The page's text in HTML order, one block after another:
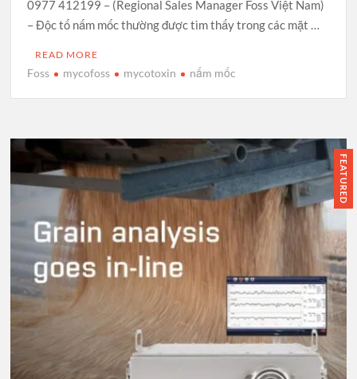
0977 412199 – (Regional Sales Manager Foss Việt Nam)
– Độc tố nấm mốc thường được tìm thấy trong các mặt …
READ MORE
Foss mycofoss mycotoxin nấm mốc
FEATURED